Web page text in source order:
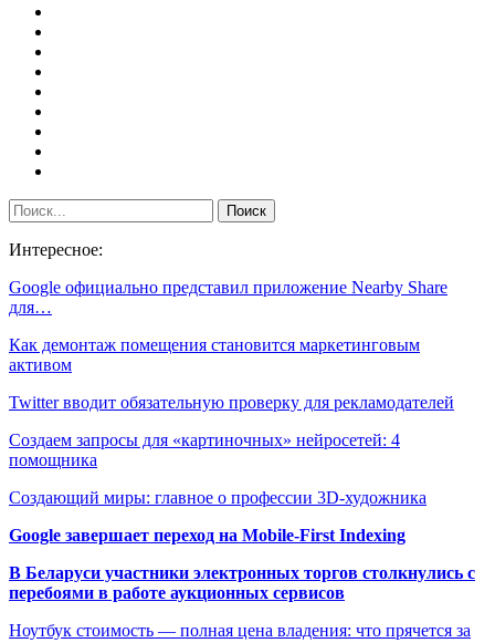
Интересное:
Google официально представил приложение Nearby Share
для…
Как демонтаж помещения становится маркетинговым
активом
Twitter вводит обязательную проверку для рекламодателей
Создаем запросы для «картиночных» нейросетей: 4
помощника
Создающий миры: главное о профессии 3D-художника
Google завершает переход на Mobile-First Indexing
В Беларуси участники электронных торгов столкнулись с
перебоями в работе аукционных сервисов
Ноутбук стоимость — полная цена владения: что прячется за